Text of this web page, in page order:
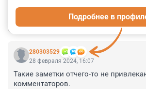
280303529
Подробнее в
28 февраля 2024, 16:07
Такие заметки отчего-то не
комментаторов.